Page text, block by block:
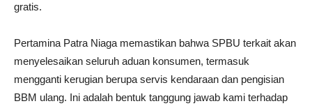
gratis.
Pertamina Patra Niaga memastikan bahwa SPBU terkait akan
menyelesaikan seluruh aduan konsumen, termasuk
mengganti kerugian berupa servis kendaraan dan pengisian
BBM ulang. Ini adalah bentuk tanggung jawab kami terhadap